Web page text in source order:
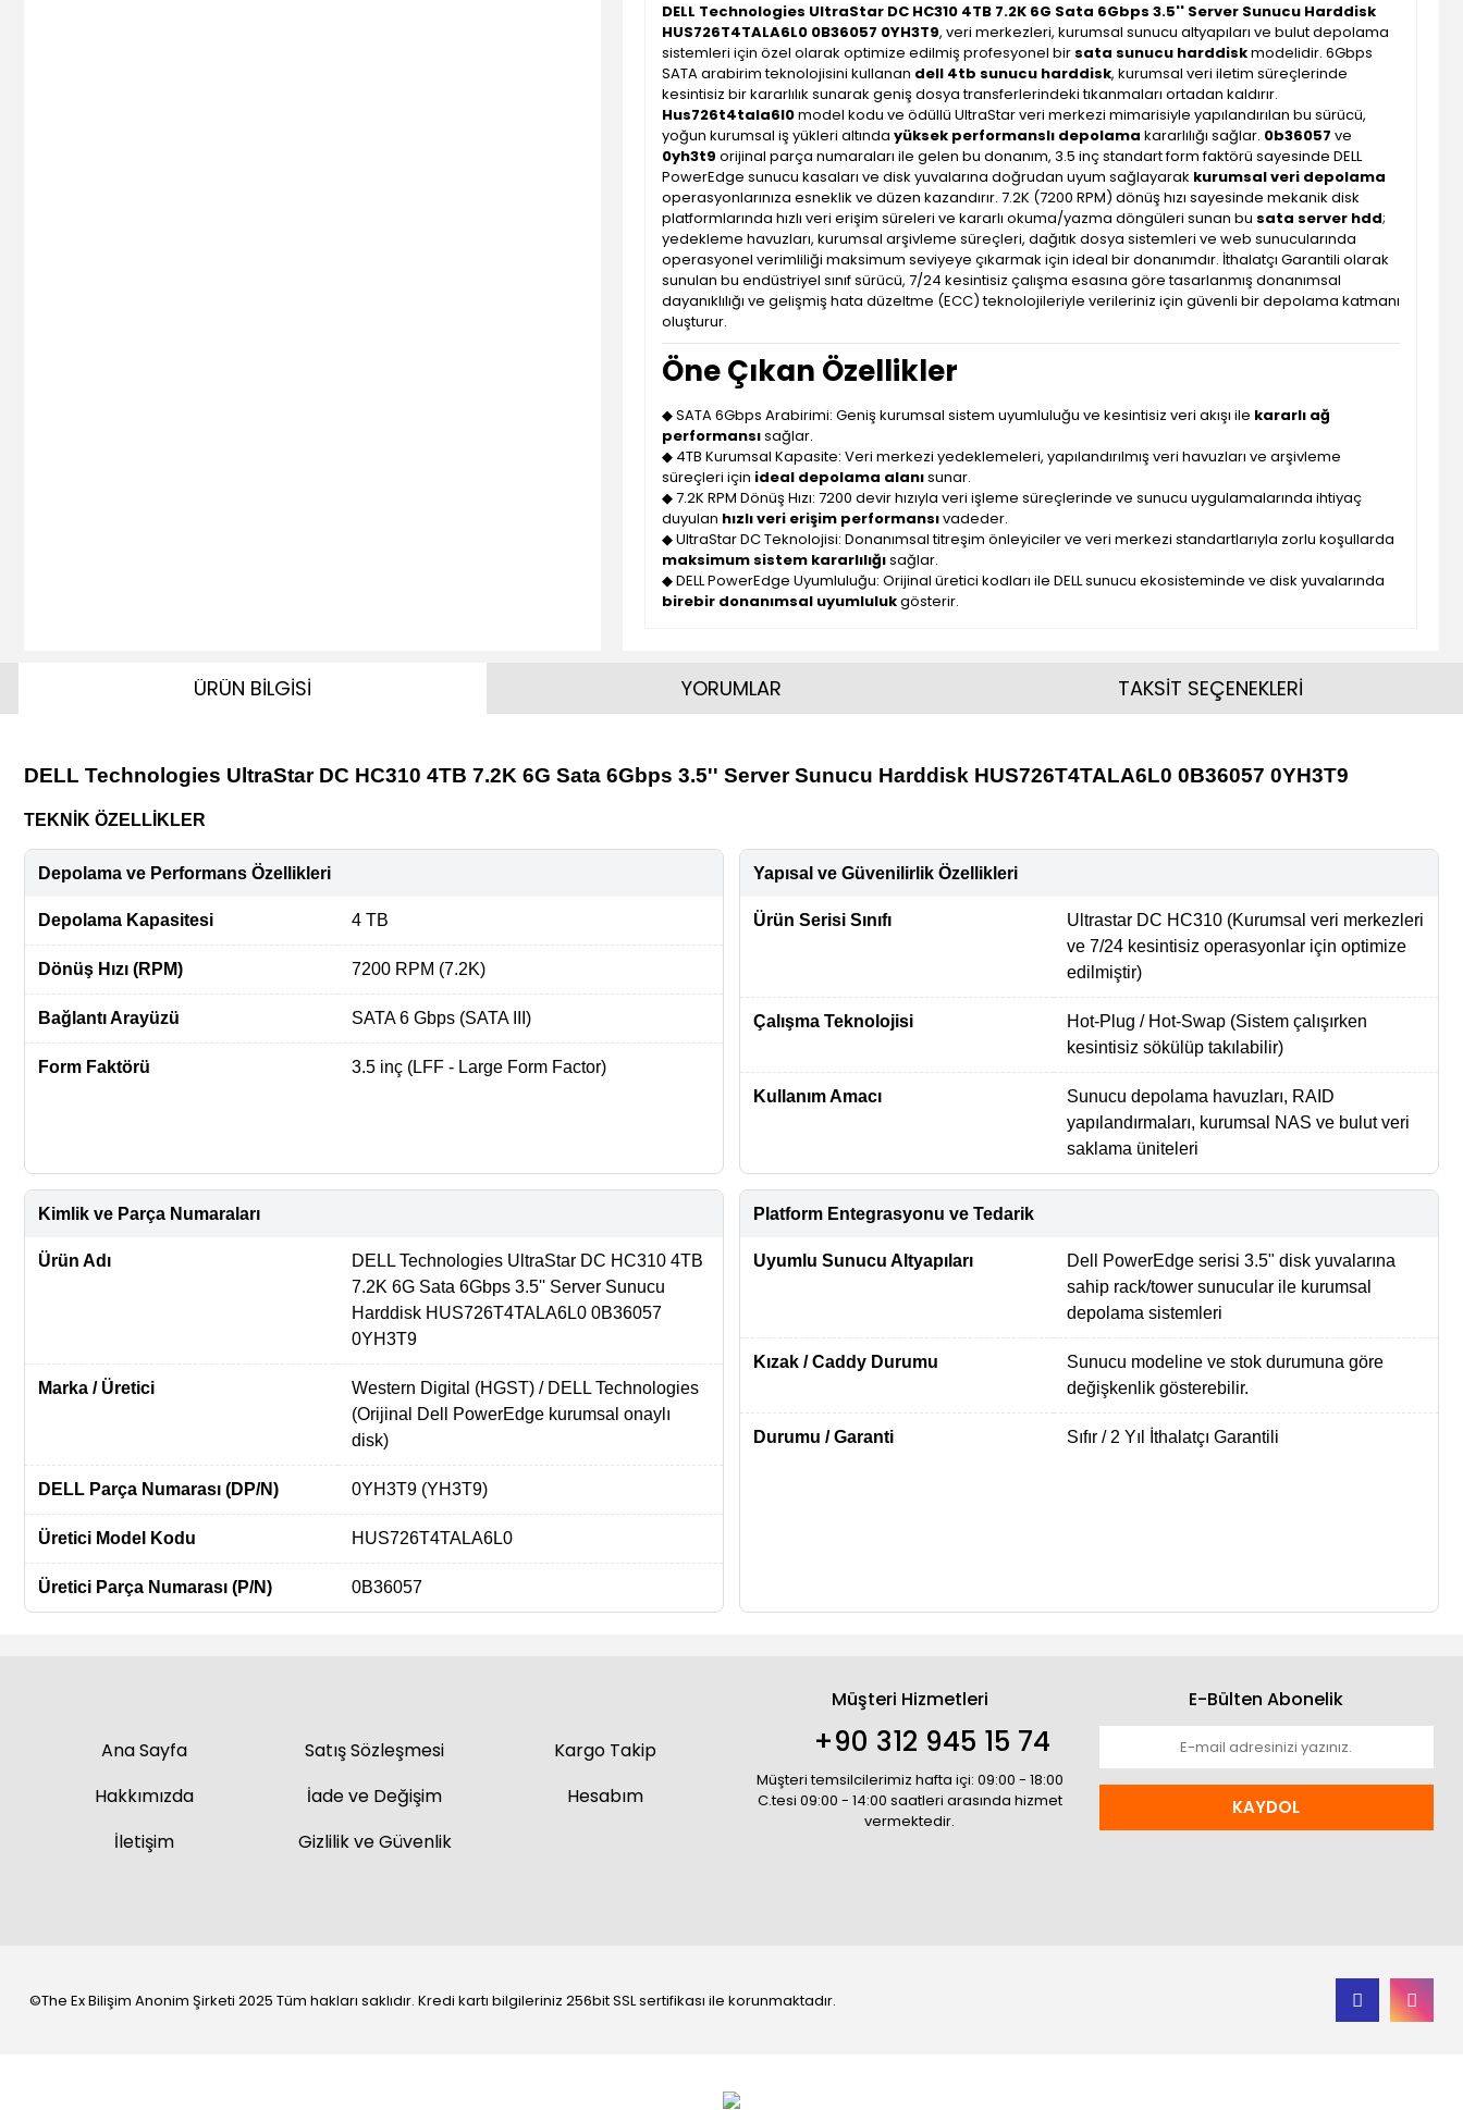
DELL Technologies UltraStar DC HC310 4TB 7.2K 6G Sata 6Gbps 3.5'' Server Sunucu Harddisk
HUS726T4TALA6L0 0B36057 0YH3T9, veri merkezleri, kurumsal sunucu altyapıları ve bulut depolama
sistemleri için özel olarak optimize edilmiş profesyonel bir sata sunucu harddiskmodelidir. 6Gbps
SATA arabirim teknolojisini kullanan dell 4tb sunucu harddisk, kurumsal veri iletim süreçlerinde
kesintisiz bir kararlılık sunarak geniş dosya transferlerindeki tıkanmaları ortadan kaldırır.
Hus726t4tala6l0model kodu ve ödüllü UltraStar veri merkezi mimarisiyle yapılandırılan bu sürücü,
yoğun kurumsal iş yükleri altında yüksek performanslı depolama kararlılığı sağlar. 0b36057 ve
0yh3t9 orijinal parça numaraları ile gelen bu donanım, 3.5 inç standart form faktörü sayesinde DELL
PowerEdge sunucu kasaları ve disk yuvalarına doğrudan uyum sağlayarak kurumsal veri depolama
operasyonlarınıza esneklik ve düzen kazandırır. 7.2K (7200 RPM) dönüş hızı sayesinde mekanik disk
platformlarında hızlı veri erişim süreleri ve kararlı okuma/yazma döngüleri sunan bu sata server hdd;
yedekleme havuzları, kurumsal arşivleme süreçleri, dağıtık dosya sistemleri ve web sunucularında
operasyonel verimliliği maksimum seviyeye çıkarmak için ideal bir donanımdır. İthalatçı Garantili olarak
sunulan bu endüstriyel sınıf sürücü, 7/24 kesintisiz çalışma esasına göre tasarlanmış donanımsal
dayanıklılığı ve gelişmiş hata düzeltme (ECC) teknolojileriyle verileriniz için güvenli bir depolama katmanı
oluşturur.
Öne Çıkan Özellikler
◆ SATA 6Gbps Arabirimi: Geniş kurumsal sistem uyumluluğu ve kesintisiz veri akışı ile kararlı ağ
performansısağlar.
◆ 4TB Kurumsal Kapasite: Veri merkezi yedeklemeleri, yapılandırılmış veri havuzları ve arşivleme
süreçleri için ideal depolama alanısunar.
◆ 7.2K RPM Dönüş Hızı: 7200 devir hızıyla veri işleme süreçlerinde ve sunucu uygulamalarında ihtiyaç
duyulan hızlı veri erişim performansıvadeder.
◆ UltraStar DC Teknolojisi: Donanımsal titreşim önleyiciler ve veri merkezi standartlarıyla zorlu koşullarda
maksimum sistem kararlılığısağlar.
◆ DELL PowerEdge Uyumluluğu: Orijinal üretici kodları ile DELL sunucu ekosisteminde ve disk yuvalarında
birebir donanımsal uyumlulukgösterir.
ÜRÜN BİLGİSİ
DELL Technologies UltraStar DC HC310 4TB 7.2K 6G Sata 6Gbps 3.5'' Server Sunucu Harddisk HUS726T4TALA6L0 0B36057 0YH3T9
TEKNİK ÖZELLİKLER
Depolama ve Performans Özellikleri
Depolama Kapasitesi 4 TB
Dönüş Hızı (RPM) 7200 RPM (7.2K)
Bağlantı Arayüzü SATA 6 Gbps (SATA III)
Form Faktörü 3.5 inç (LFF - Large Form Factor)
Yapısal ve Güvenilirlik Özellikleri
Ürün Serisi Sınıfı
Ultrastar DC HC310 (Kurumsal veri merkezleri
ve 7/24 kesintisiz operasyonlar için optimize
edilmiştir)
Çalışma Teknolojisi
Hot-Plug / Hot-Swap (Sistem çalışırken
kesintisiz sökülüp takılabilir)
Kullanım Amacı
Sunucu depolama havuzları, RAID
yapılandırmaları, kurumsal NAS ve bulut veri
saklama üniteleri
Kimlik ve Parça Numaraları
Ürün Adı
DELL Technologies UltraStar DC HC310 4TB
7.2K 6G Sata 6Gbps 3.5'' Server Sunucu
Harddisk HUS726T4TALA6L0 0B36057
0YH3T9
Marka / Üretici
Western Digital (HGST) / DELL Technologies
(Orijinal Dell PowerEdge kurumsal onaylı
disk)
DELL Parça Numarası (DP/N) 0YH3T9 (YH3T9)
Üretici Model Kodu HUS726T4TALA6L0
Üretici Parça Numarası (P/N) 0B36057
Platform Entegrasyonu ve Tedarik
Uyumlu Sunucu Altyapıları
Dell PowerEdge serisi 3.5" disk yuvalarına
sahip rack/tower sunucular ile kurumsal
depolama sistemleri
Kızak / Caddy Durumu
Sunucu modeline ve stok durumuna göre
değişkenlik gösterebilir.
Durumu / Garanti Sıfır / 2 Yıl İthalatçı Garantili
YORUMLAR TAKSİT SEÇENEKLERİ
Ana Sayfa
Hakkımızda
İletişim
Satış Sözleşmesi
İade ve Değişim
Gizlilik ve Güvenlik
Kargo Takip
Hesabım
Müşteri Hizmetleri
+90 312 945 15 74
Müşteri temsilcilerimiz hafta içi: 09:00 - 18:00
C.tesi 09:00 - 14:00 saatleri arasında hizmet
vermektedir.
E-Bülten Abonelik
KAYDOL
©The Ex Bilişim Anonim Şirketi 2025 Tüm hakları saklıdır. Kredi kartı bilgileriniz 256bit SSL sertifikası ile korunmaktadır.